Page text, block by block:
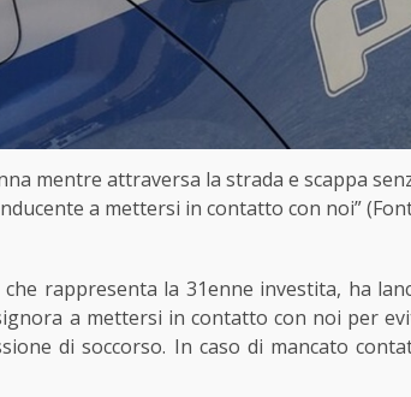
mentre attraversa la strada e scappa
a mettersi in contatto con noi”
che rappresenta la 31enne investita, ha
a mettersi in contatto con noi per
di soccorso. In caso di mancato